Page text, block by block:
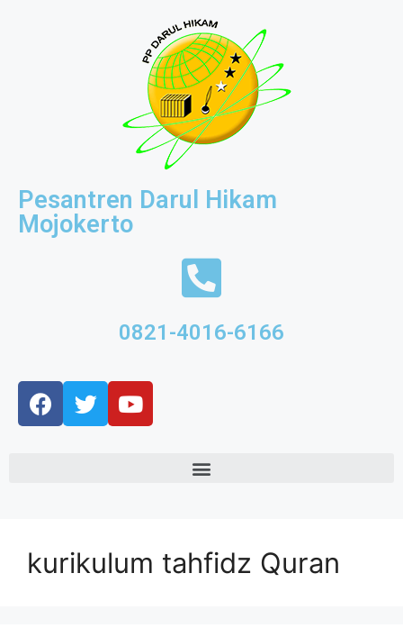
Pesantren Darul Hikam
Mojokerto
0821-4016-6166
kurikulum tahfidz Quran